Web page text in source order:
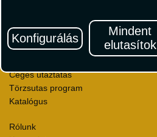
Konfigurálás
Mindent
elutasítok
Utazási utalványok
Szállásértékelések
Céges utaztatás
Törzsutas program
Katalógus
Rólunk